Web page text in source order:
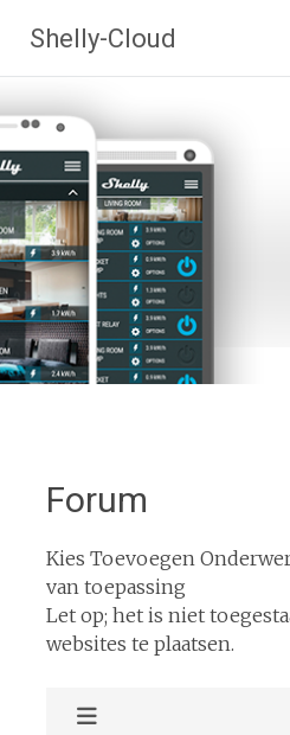
naar
de
Shelly-Cloud
Forum
Kies Toevoegen
van toepassing
Let op; het is niet
websites te plaatsen.